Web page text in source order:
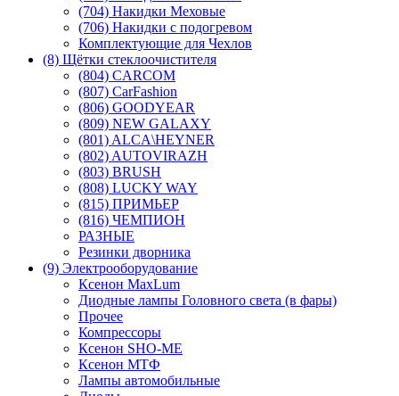
(704) Накидки Меховые
(706) Накидки с подогревом
Комплектующие для Чехлов
(8) Щётки стеклоочистителя
(804) CARCOM
(807) CarFashion
(806) GOODYEAR
(809) NEW GALAXY
(801) ALCA\HEYNER
(802) AUTOVIRAZH
(803) BRUSH
(808) LUCKY WAY
(815) ПРИМЬЕР
(816) ЧЕМПИОН
РАЗНЫЕ
Резинки дворника
(9) Электрооборудование
Ксенон MaxLum
Диодные лампы Головного света (в фары)
Прочее
Компрессоры
Ксенон SHO-ME
Ксенон МТФ
Лампы автомобильные